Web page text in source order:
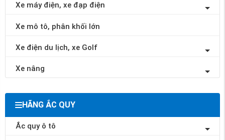
Xe máy điện, xe đạp điện
Xe mô tô, phân khối lớn
Xe điện du lịch, xe Golf
Xe nâng
HÃNG ẮC QUY
Ắc quy ô tô